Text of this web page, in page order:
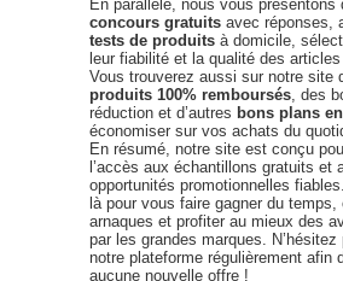
En parallèle, nous vous présentons
concours gratuits avec réponses,
tests de produits à domicile,
leur fiabilité et la qualité des articles
Vous trouverez aussi sur notre site
produits 100% remboursés , des
réduction et d’autres bons plans
économiser sur vos achats du
En résumé, notre site est conçu
l’accès aux échantillons gratuits et
opportunités promotionnelles
là pour vous faire gagner du temps,
arnaques et profiter au mieux des
par les grandes marques.
notre plateforme régulièrement afin
aucune nouvelle offre !